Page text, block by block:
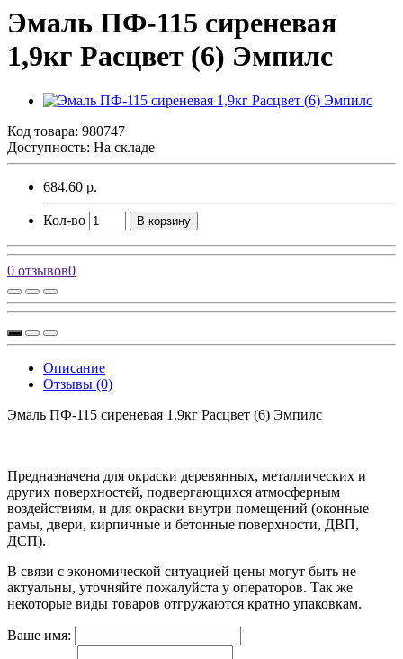
Эмаль ПФ-115 сиреневая
1,9кг Расцвет (6) Эмпилс
Код товара: 980747
Доступность: На складе
684.60 р.
Кол-во В корзину
0 отзывов0
Описание
Отзывы (0)
Эмаль ПФ-115 сиреневая 1,9кг Расцвет (6) Эмпилс
Предназначена для окраски деревянных, металлических и
других поверхностей, подвергающихся атмосферным
воздействиям, и для окраски внутри помещений (оконные
рамы, двери, кирпичные и бетонные поверхности, ДВП,
ДСП).
В связи с экономической ситуацией цены могут быть не
актуальны, уточняйте пожалуйста у операторов. Так же
некоторые виды товаров отгружаются кратно упаковкам.
Ваше имя: